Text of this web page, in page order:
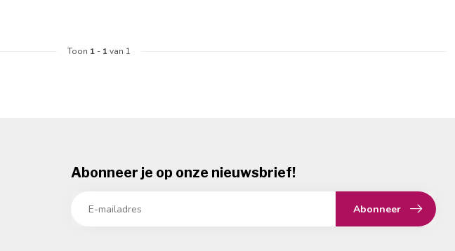
Toon 1 - 1van 1
Abonneer je op onze nieuwsbrief!
Abonneer